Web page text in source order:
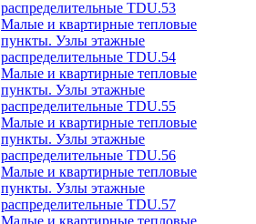
распределительные TDU.53
Малые и квартирные тепловые
пункты. Узлы этажные
распределительные TDU.54
Малые и квартирные тепловые
пункты. Узлы этажные
распределительные TDU.55
Малые и квартирные тепловые
пункты. Узлы этажные
распределительные TDU.56
Малые и квартирные тепловые
пункты. Узлы этажные
распределительные TDU.57
Малые и квартирные тепловые